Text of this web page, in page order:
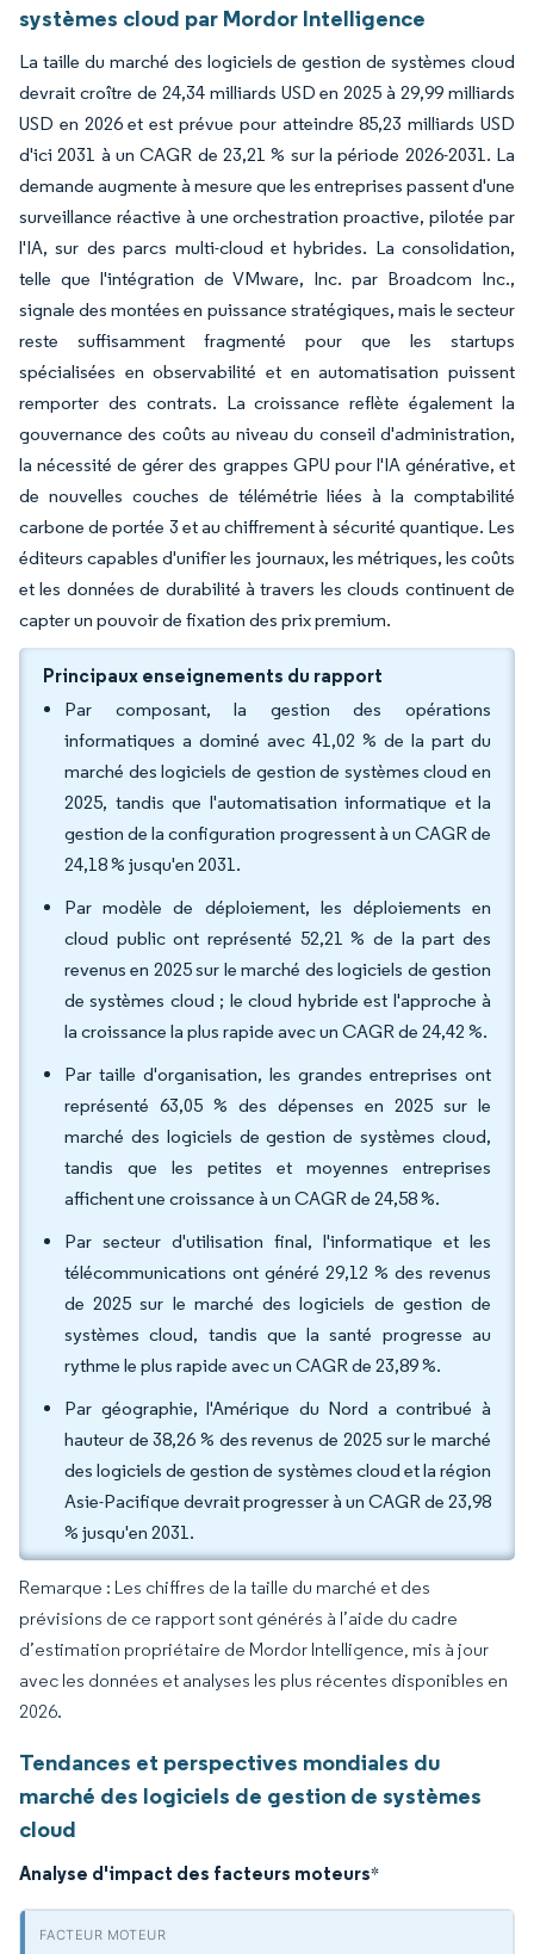
systèmes cloud par Mordor Intelligence
La taille du marché des logiciels de gestion de systèmes cloud
devrait croître de 24,34 milliards USD en 2025 à 29,99 milliards
USD en 2026 et est prévue pour atteindre 85,23 milliards USD
d'ici 2031 à un CAGR de 23,21 % sur la période 2026-2031. La
demande augmente à mesure que les entreprises passent d'une
surveillance réactive à une orchestration proactive, pilotée par
l'IA, sur des parcs multi-cloud et hybrides. La consolidation,
telle que l'intégration de VMware, Inc. par Broadcom Inc.,
signale des montées en puissance stratégiques, mais le secteur
reste suffisamment fragmenté pour que les startups
spécialisées en observabilité et en automatisation puissent
remporter des contrats. La croissance reflète également la
gouvernance des coûts au niveau du conseil d'administration,
la nécessité de gérer des grappes GPU pour l'IA générative, et
de nouvelles couches de télémétrie liées à la comptabilité
carbone de portée 3 et au chiffrement à sécurité quantique. Les
éditeurs capables d'unifier les journaux, les métriques, les coûts
et les données de durabilité à travers les clouds continuent de
capter un pouvoir de fixation des prix premium.
Principaux enseignements du rapport
Par composant, la gestion des opérations
informatiques a dominé avec 41,02 % de la part du
marché des logiciels de gestion de systèmes cloud en
2025, tandis que l'automatisation informatique et la
gestion de la configuration progressent à un CAGR de
24,18 % jusqu'en 2031.
Par modèle de déploiement, les déploiements en
cloud public ont représenté 52,21 % de la part des
revenus en 2025 sur le marché des logiciels de gestion
de systèmes cloud ; le cloud hybride est l'approche à
la croissance la plus rapide avec un CAGR de 24,42 %.
Par taille d'organisation, les grandes entreprises ont
représenté 63,05 % des dépenses en 2025 sur le
marché des logiciels de gestion de systèmes cloud,
tandis que les petites et moyennes entreprises
affichent une croissance à un CAGR de 24,58 %.
Par secteur d'utilisation final, l'informatique et les
télécommunications ont généré 29,12 % des revenus
de 2025 sur le marché des logiciels de gestion de
systèmes cloud, tandis que la santé progresse au
rythme le plus rapide avec un CAGR de 23,89 %.
Par géographie, l'Amérique du Nord a contribué à
hauteur de 38,26 % des revenus de 2025 sur le marché
des logiciels de gestion de systèmes cloud et la région
Asie-Pacifique devrait progresser à un CAGR de 23,98
% jusqu'en 2031.
Remarque : Les chiffres de la taille du marché et des
prévisions de ce rapport sont générés à l’aide du cadre
d’estimation propriétaire de Mordor Intelligence, mis à jour
avec les données et analyses les plus récentes disponibles en
2026.
Tendances et perspectives mondiales du
marché des logiciels de gestion de systèmes
cloud
Analyse d'impact des facteurs moteurs*